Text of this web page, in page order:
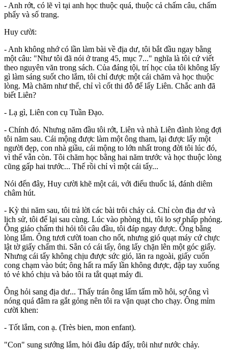
- Anh rớt, có lẽ vì tại anh học thuộc quá, thuộc cả chấm câu, chấm
phẩy và số trang.
Huy cười:
- Anh không nhớ có lần làm bài về địa dư, tôi bắt đầu ngay bằng
một câu: "Như tôi đã nói ở trang 45, mục 7..." nghĩa là tôi cứ viết
theo nguyên văn trong sách. Của đáng tội, trí học của tôi không lấy
gì làm sáng suốt cho lắm, tôi chỉ được một cái chăm và học thuộc
lòng. Mà chăm như thế, chỉ vì cốt thi đỗ để lấy Liên. Chắc anh đã
biết Liên?
- Lạ gì, Liên con cụ Tuần Đạo.
- Chính đó. Nhưng năm đầu tôi rớt, Liên và nhà Liên đành lòng đợi
tôi năm sau. Cái mộng được làm một ông tham, lại được lấy một
người đẹp, con nhà giầu, cái mộng to lớn nhất trong đời tôi lúc đó,
vì thế vẫn còn. Tôi chăm học bằng hai năm trước và học thuộc lòng
cũng gấp hai trước... Thế rồi chỉ vì một cái tẩy...
Nói đến đây, Huy cười khẽ một cái, với điếu thuốc lá, đánh diêm
châm hút.
- Kỳ thi năm sau, tôi trả lời các bài trôi chảy cả. Chỉ còn địa dư và
lịch sử, tôi để lại sau cùng. Lúc vào phòng thi, tôi lo sợ phấp phỏng.
Ông giáo chấm thi hỏi tôi câu đầu, tôi đáp ngay được. Ông bằng
lòng lắm. Ông tươi cười toan cho nốt, nhưng gió quạt máy cứ chực
lật tờ giấy chấm thi. Sẵn có cái tẩy, ông lấy chặn lên một góc giấy.
Nhưng cái tẩy không chịu được sức gió, lăn ra ngoài, giấy cuốn
cong chạm vào bút; ông hất ra mấy lần không được, đập tay xuống
tỏ vẻ khó chịu và bảo tôi ra tắt quạt máy đi.
Ông hỏi sang địa dư... Thấy trán ông lấm tấm mồ hôi, sợ ông vì
nóng quá đâm ra gắt gỏng nên tôi ra vặn quạt cho chạy. Ông mỉm
cười khen:
- Tốt lắm, con ạ. (Très bien, mon enfant).
"Con" sung sướng lắm, hỏi đâu đáp đấy, trôi như nước chảy.